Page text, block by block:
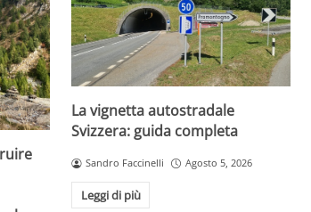
La vignetta autostradale
Svizzera: guida completa
Sandro Faccinelli Agosto 5, 2026
Leggi di più